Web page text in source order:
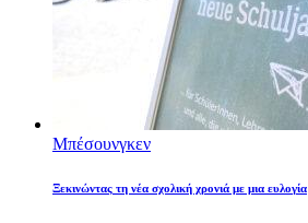
Μπέσουνγκεν
Ξεκινώντας τη νέα σχολική χρονιά με μια ευλογία